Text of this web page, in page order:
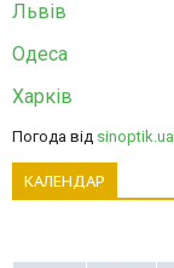
Львів
Одеса
Харків
Погода від sinoptik.ua
КАЛЕНДАР